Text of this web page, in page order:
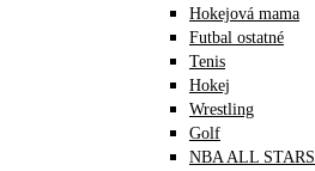
Hokejová mama
Futbal ostatné
Tenis
Hokej
Wrestling
Golf
NBA ALL STARS